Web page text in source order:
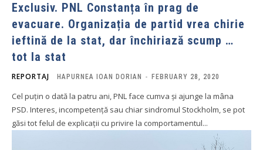
Exclusiv. PNL Constanța în prag de
evacuare. Organizația de partid vrea chirie
ieftină de la stat, dar închiriază scump …
tot la stat
REPORTAJ HAPURNEA IOAN DORIAN - FEBRUARY 28, 2020
Cel puțin o dată la patru ani, PNL face cumva și ajunge la mâna
PSD. Interes, incompetență sau chiar sindromul Stockholm, se pot
găsi tot felul de explicații cu privire la comportamentul...